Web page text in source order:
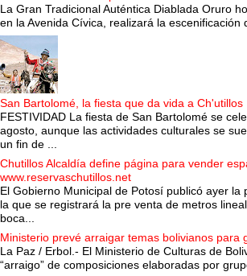
La Gran Tradicional Auténtica Diablada Oruro
en la Avenida Cívica, realizará la escenificación
San Bartolomé, la fiesta que da vida a Ch'utillos
FESTIVIDAD La fiesta de San Bartolomé se
agosto, aunque las actividades culturales se
un fin de ...
Chutillos Alcaldía define página para vender
www.reservaschutillos.net
El Gobierno Municipal de Potosí publicó ayer la
la que se registrará la pre venta de metros
boca...
Ministerio prevé arraigar temas bolivianos para
La Paz / Erbol.- El Ministerio de Culturas de
“arraigo” de composiciones elaboradas por